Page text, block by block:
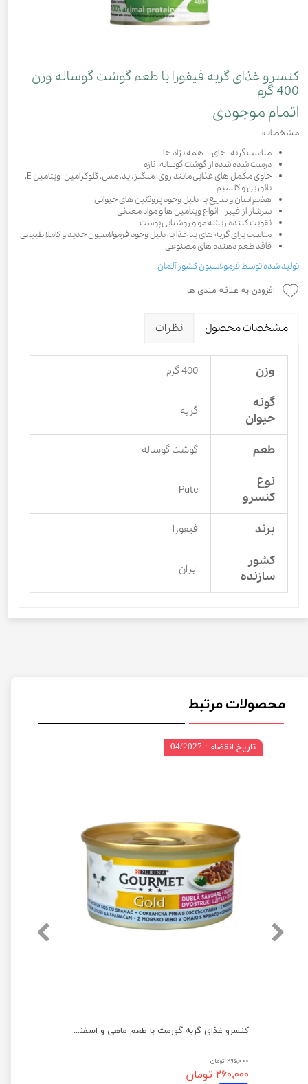
کنسرو غذای گربه فیفورا با طعم گوشت گوساله وزن
400 گرم
اتمام موجودی
مشخصات:
مناسب گربه های همه نژاد ها
درست شده شده از گوشت گوساله تازه
حاوی مکمل های غذایی مانند روی، منگنز، ید، مس، گلوکزامین، ویتامین E،
تائورین و کلسیم
هضم آسان و سریع به دلیل وجود پروتئین های حیوانی
سرشار از فیبر، انواع ویتامین ها و مواد معدنی
تقویت کننده ریشه مو و روشنایی پوست
مناسب برای گربه های بد غذا به دلیل وجود فرمولاسیون جدید و کاملا طبیعی
فاقد طعم دهنده های مصنوعی
تولید شده توسط فرمولاسیون کشور آلمان
افزودن به علاقه مندی ها
مشخصات محصول نظرات
وزن 400 گرم
گونه
حیوان
گربه
طعم گوشت گوساله
نوع
کنسرو
Pate
برند فیفورا
کشور
سازنده
ایران
محصولات مرتبط
کنسرو غذای گربه گورمت با طعم ماهی و اسفناج وزن ۸۵ گرم
۲۹۵,۰۰۰ تومان
۲۶۰,۰۰۰ تومان
تاریخ انقضاء : 04/2027